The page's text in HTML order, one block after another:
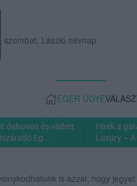
László névnap
EGER ÜGYE
őshonos és védett
Eg...
Hírek a
Luxury – A
is azzal, hogy